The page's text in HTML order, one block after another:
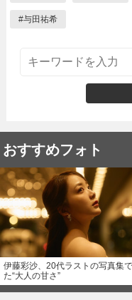
#与田祐希
おすすめフォト
伊藤彩沙、20代ラストの写真集
た“大人の甘さ”